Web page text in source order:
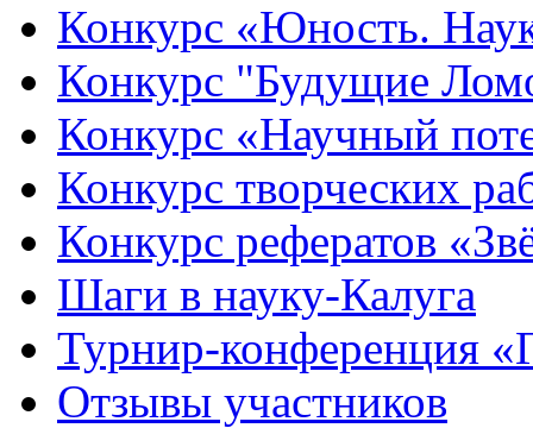
Конкурс «Юность.
Конкурс "Будущие
Конкурс «Научный
Конкурс творческих
Конкурс рефератов
Шаги в науку-Калуга
Турнир-конференция
Отзывы участников